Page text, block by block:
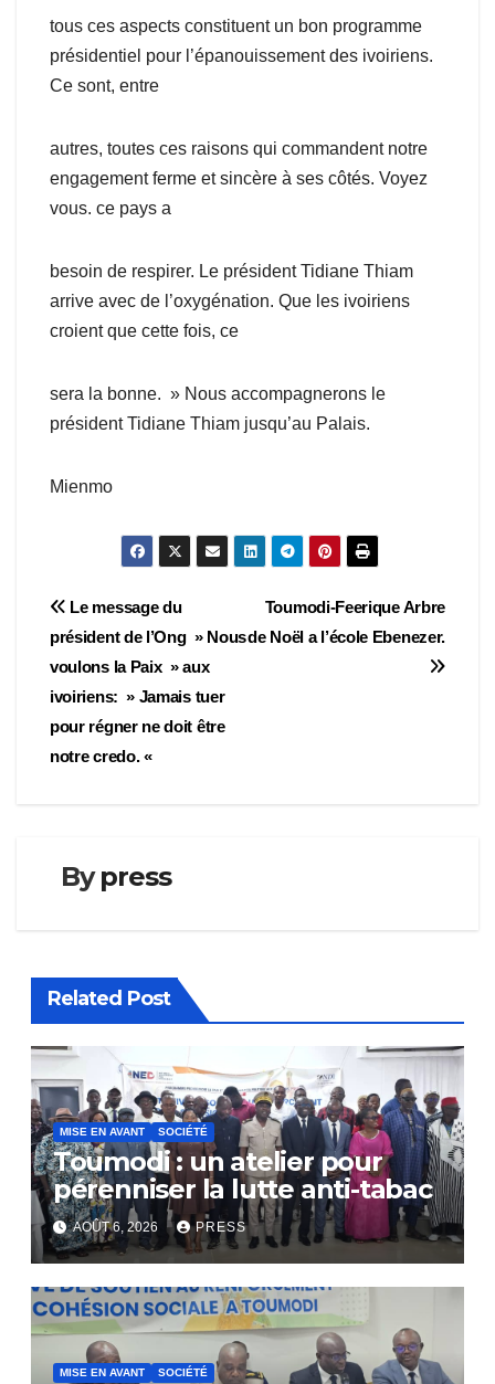
tous ces aspects constituent un bon programme
présidentiel pour l’épanouissement des ivoiriens.
Ce sont, entre
autres, toutes ces raisons qui commandent notre
engagement ferme et sincère à ses côtés. Voyez
vous. ce pays a
besoin de respirer. Le président Tidiane Thiam
arrive avec de l’oxygénation. Que les ivoiriens
croient que cette fois, ce
sera la bonne. » Nous accompagnerons le
président Tidiane Thiam jusqu’au Palais.
Mienmo
Navigation
de
l’article
Toumodi-Feerique Arbre
de Noël a l’école Ebenezer.
Le message du
président de l’Ong » Nous
voulons la Paix » aux
ivoiriens: » Jamais tuer
pour régner ne doit être
notre credo. «
Bypress
Related Post
MISE EN AVANT SOCIÉTÉ
Toumodi : un atelier pour
pérenniser la lutte anti-tabac
AOÛT 6, 2026 PRESS
MISE EN AVANT SOCIÉTÉ